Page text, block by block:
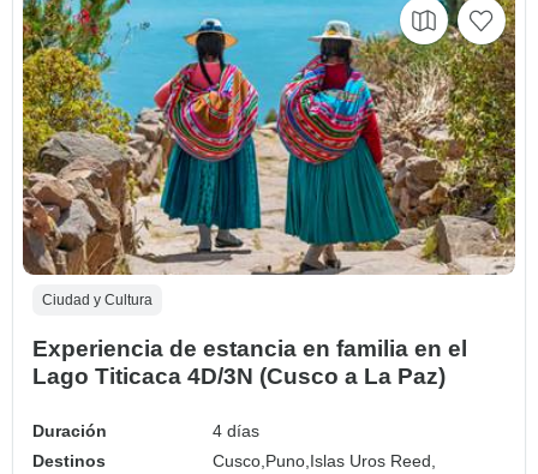
Ciudad y Cultura
Experiencia de estancia en familia en el
Lago Titicaca 4D/3N (Cusco a La Paz)
Duración
4 días
Destinos
Cusco, Puno, Islas Uros Reed,